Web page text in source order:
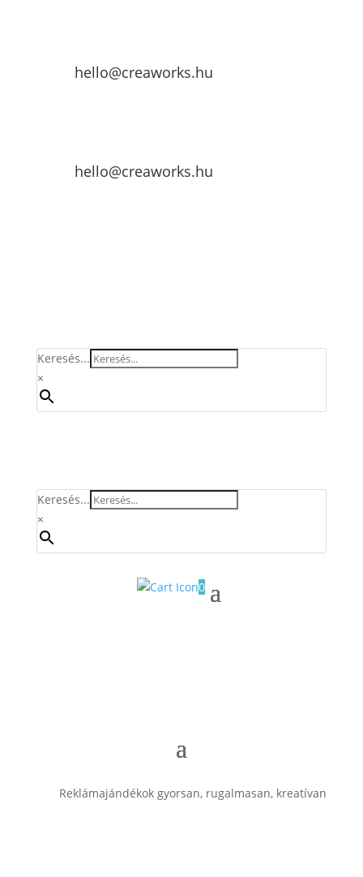
hello@creaworks.hu
hello@creaworks.hu
Keresés...
×
Keresés...
×
0
Reklámajándékok gyorsan, rugalmasan, kreatívan